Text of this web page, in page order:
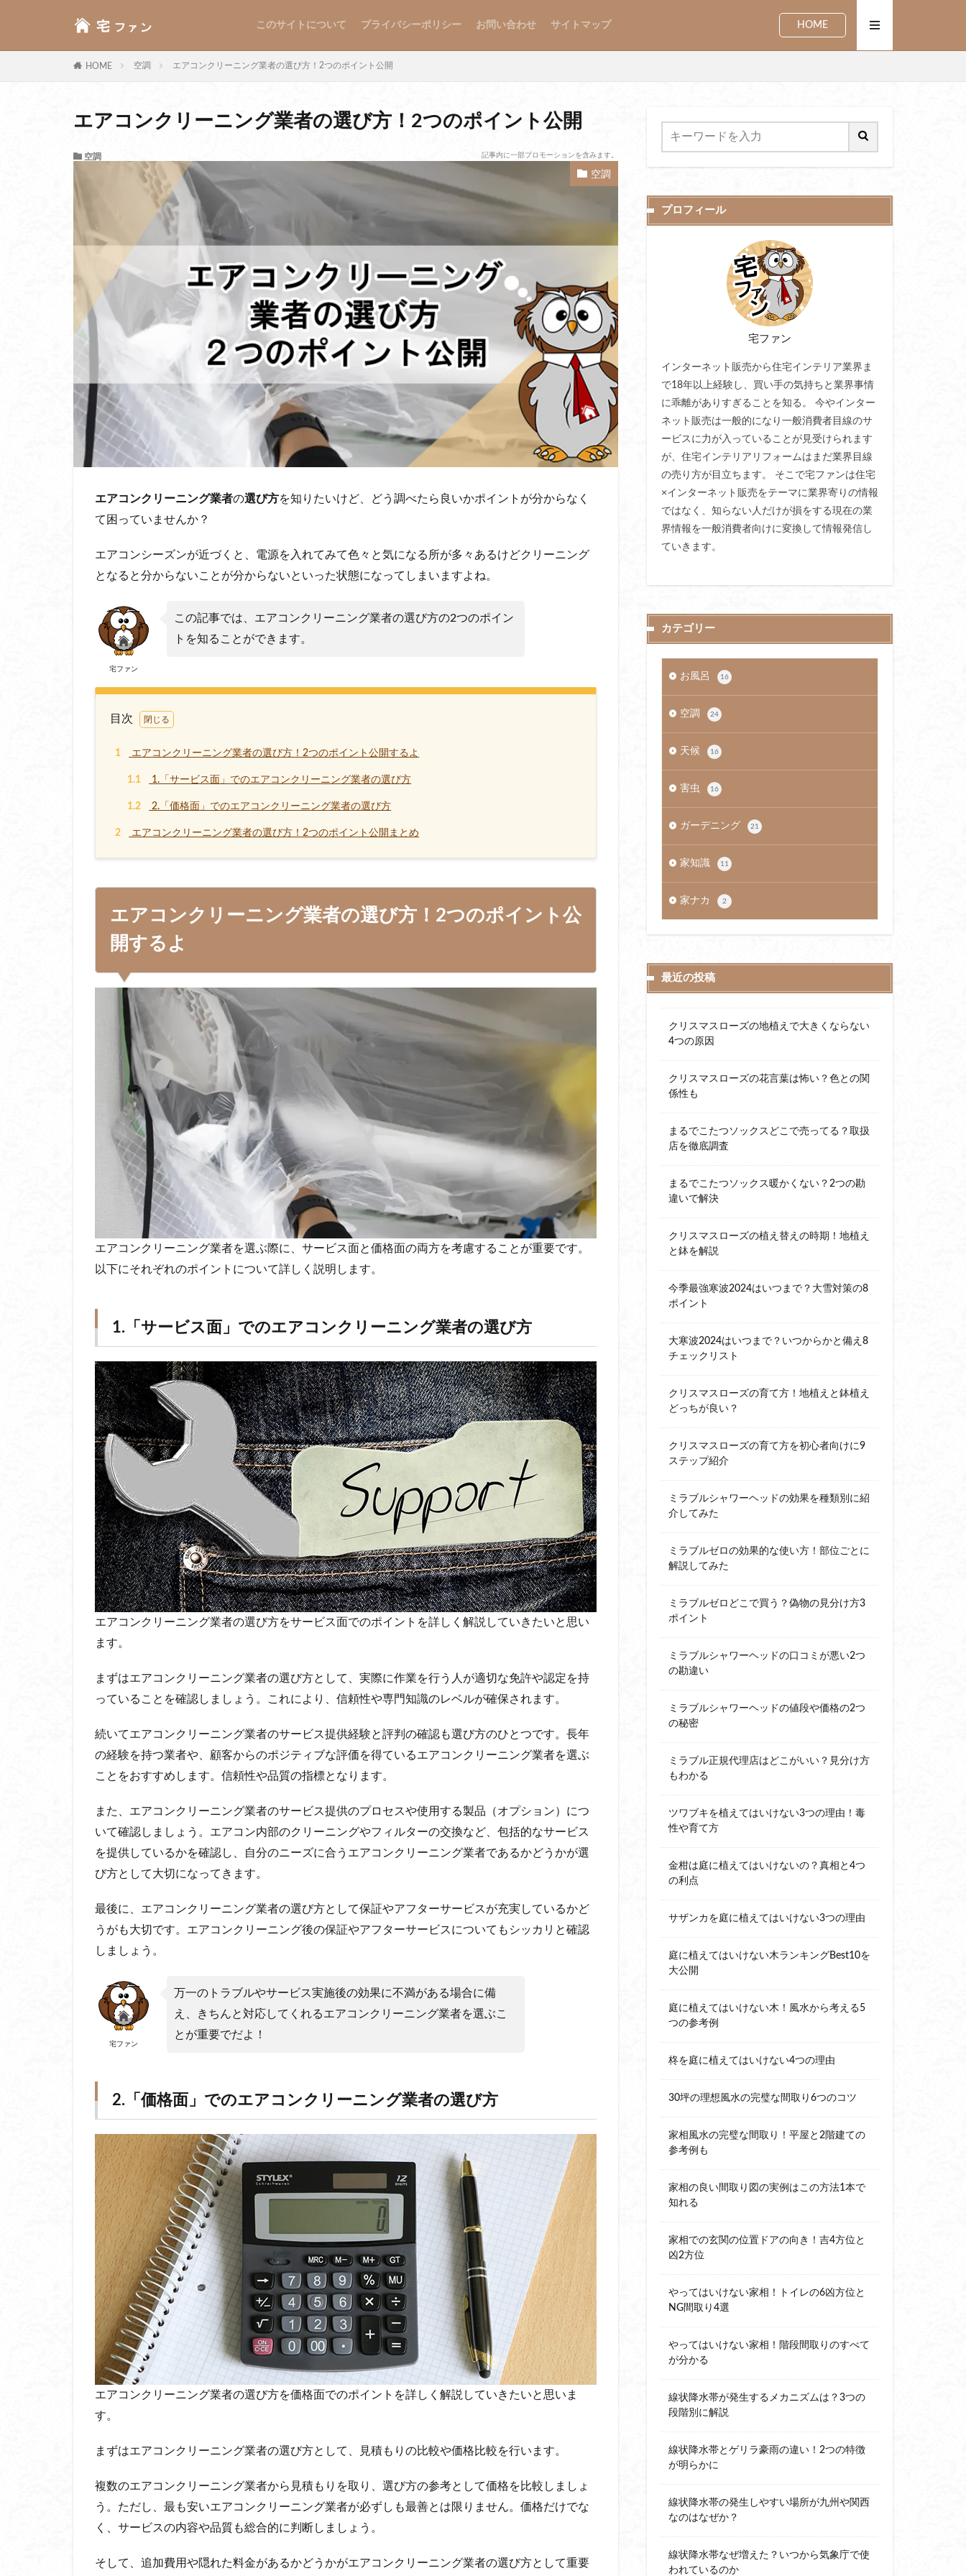
このサイトについて プライバシーポリシー お問い合わせ サイトマップ HOME
HOME 空調 エアコンクリーニング業者の選び方！2つのポイント公開
エアコンクリーニング業者の選び方！2つのポイント公開
空調 記事内に一部プロモーションを含みます。
空調
エアコンクリーニング業者の選び方を知りたいけど、どう調べたら良いかポイントが分からなく
て困っていませんか？
エアコンシーズンが近づくと、電源を入れてみて色々と気になる所が多々あるけどクリーニング
となると分からないことが分からないといった状態になってしまいますよね。
宅ファン
この記事では、エアコンクリーニング業者の選び方の2つのポイン
トを知ることができます。
目次
1 エアコンクリーニング業者の選び方！2つのポイント公開するよ
1.1 1.「サービス面」でのエアコンクリーニング業者の選び方
1.2 2.「価格面」でのエアコンクリーニング業者の選び方
2 エアコンクリーニング業者の選び方！2つのポイント公開まとめ
エアコンクリーニング業者の選び方！2つのポイント公
開するよ
エアコンクリーニング業者を選ぶ際に、サービス面と価格面の両方を考慮することが重要です。
以下にそれぞれのポイントについて詳しく説明します。
1.「サービス面」でのエアコンクリーニング業者の選び方
エアコンクリーニング業者の選び方をサービス面でのポイントを詳しく解説していきたいと思い
ます。
まずはエアコンクリーニング業者の選び方として、実際に作業を行う人が適切な免許や認定を持
っていることを確認しましょう。これにより、信頼性や専門知識のレベルが確保されます。
続いてエアコンクリーニング業者のサービス提供経験と評判の確認も選び方のひとつです。長年
の経験を持つ業者や、顧客からのポジティブな評価を得ているエアコンクリーニング業者を選ぶ
ことをおすすめします。信頼性や品質の指標となります。
また、エアコンクリーニング業者のサービス提供のプロセスや使用する製品（オプション）につ
いて確認しましょう。エアコン内部のクリーニングやフィルターの交換など、包括的なサービス
を提供しているかを確認し、自分のニーズに合うエアコンクリーニング業者であるかどうかが選
び方として大切になってきます。
最後に、エアコンクリーニング業者の選び方として保証やアフターサービスが充実しているかど
うがも大切です。エアコンクリーニング後の保証やアフターサービスについてもシッカリと確認
しましょう。
宅ファン
万一のトラブルやサービス実施後の効果に不満がある場合に備
え、きちんと対応してくれるエアコンクリーニング業者を選ぶこ
とが重要でだよ！
2.「価格面」でのエアコンクリーニング業者の選び方
エアコンクリーニング業者の選び方を価格面でのポイントを詳しく解説していきたいと思いま
す。
まずはエアコンクリーニング業者の選び方として、見積もりの比較や価格比較を行います。
複数のエアコンクリーニング業者から見積もりを取り、選び方の参考として価格を比較しましょ
う。ただし、最も安いエアコンクリーニング業者が必ずしも最善とは限りません。価格だけでな
く、サービスの内容や品質も総合的に判断しましょう。
そして、追加費用や隠れた料金があるかどうかがエアコンクリーニング業者の選び方として重要
プロフィール
宅ファン
インターネット販売から住宅インテリア業界ま
で18年以上経験し、買い手の気持ちと業界事情
に乖離がありすぎることを知る。 今やインター
ネット販売は一般的になり一般消費者目線のサ
ービスに力が入っていることが見受けられます
が、住宅インテリアリフォームはまだ業界目線
の売り方が目立ちます。 そこで宅ファンは住宅
×インターネット販売をテーマに業界寄りの情報
ではなく、知らない人だけが損をする現在の業
界情報を一般消費者向けに変換して情報発信し
ていきます。
カテゴリー
お風呂 16
空調 24
天候 16
害虫 16
ガーデニング 21
家知識 11
家ナカ 2
最近の投稿
クリスマスローズの地植えで大きくならない
4つの原因
クリスマスローズの花言葉は怖い？色との関
係性も
まるでこたつソックスどこで売ってる？取扱
店を徹底調査
まるでこたつソックス暖かくない？2つの勘
違いで解決
クリスマスローズの植え替えの時期！地植え
と鉢を解説
今季最強寒波2024はいつまで？大雪対策の8
ポイント
大寒波2024はいつまで？いつからかと備え8
チェックリスト
クリスマスローズの育て方！地植えと鉢植え
どっちが良い？
クリスマスローズの育て方を初心者向けに9
ステップ紹介
ミラブルシャワーヘッドの効果を種類別に紹
介してみた
ミラブルゼロの効果的な使い方！部位ごとに
解説してみた
ミラブルゼロどこで買う？偽物の見分け方3
ポイント
ミラブルシャワーヘッドの口コミが悪い2つ
の勘違い
ミラブルシャワーヘッドの値段や価格の2つ
の秘密
ミラブル正規代理店はどこがいい？見分け方
もわかる
ツワブキを植えてはいけない3つの理由！毒
性や育て方
金柑は庭に植えてはいけないの？真相と4つ
の利点
サザンカを庭に植えてはいけない3つの理由
庭に植えてはいけない木ランキングBest10を
大公開
庭に植えてはいけない木！風水から考える5
つの参考例
柊を庭に植えてはいけない4つの理由
30坪の理想風水の完璧な間取り6つのコツ
家相風水の完璧な間取り！平屋と2階建ての
参考例も
家相の良い間取り図の実例はこの方法1本で
知れる
家相での玄関の位置ドアの向き！吉4方位と
凶2方位
やってはいけない家相！トイレの6凶方位と
NG間取り4選
やってはいけない家相！階段間取りのすべて
が分かる
線状降水帯が発生するメカニズムは？3つの
段階別に解説
線状降水帯とゲリラ豪雨の違い！2つの特徴
が明らかに
線状降水帯の発生しやすい場所が九州や関西
なのはなぜか？
線状降水帯なぜ増えた？いつから気象庁で使
われているのか